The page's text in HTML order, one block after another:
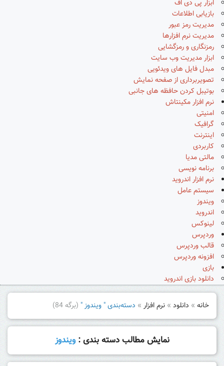
ابزار پی دی اف
بازیابی اطلاعات
مدیریت رمز عبور
مدیریت نرم افزارها
رمزنگاری و رمزگشایی
ابزار مدیریت وب سایت
مبدل فایل های ویدئویی
تصویربرداری از صفحه نمایش
بوتیبل کردن حافظه های جانبی
نرم افزار مکینتاش
امنیتی
گرافیک
اینترنت
کاربردی
مالتی مدیا
برنامه نویسی
نرم افزار اندروید
سیستم عامل
ویندوز
اندروید
لینوکس
وردپرس
قالب وردپرس
افزونه وردپرس
بازی
دانلود بازی اندروید
خانه » دانلود » نرم افزار » دسته‌بندی " ویندوز " (برگه 84)
نمایش مطالب دسته بندی :ویندوز